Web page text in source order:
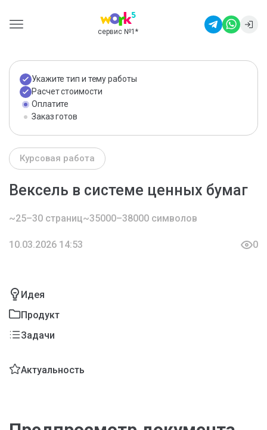
сервис №1 *
Укажите тип и тему работы
Расчет стоимости
Оплатите
Заказ готов
Курсовая работа
Вексель в системе ценных бумаг
~25–30 страниц~35000–38000 символов
10.03.2026 14:53 0
Идея
Продукт
Задачи
Актуальность